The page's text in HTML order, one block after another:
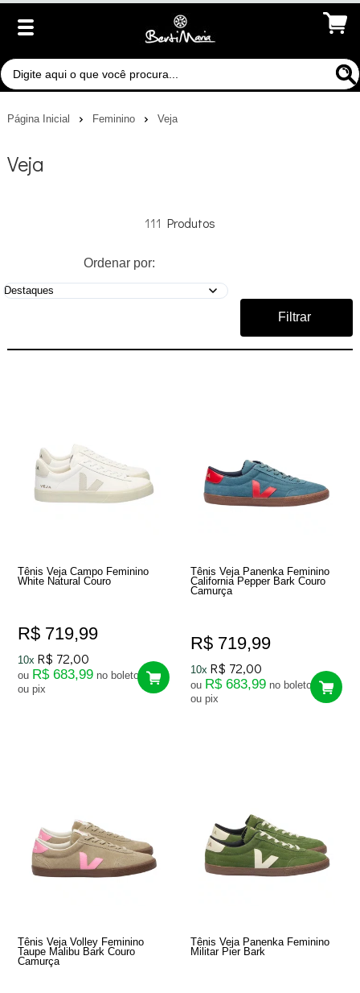
Página Inicial Feminino Veja
Veja
111
Ordenar por:
Filtrar
Tênis Veja Campo Feminino
White Natural Couro
R$ 719,99
10x R$ 72,00
ou R$ 683,99 no boleto
ou pix
Tênis Veja Panenka Feminino
California Pepper Bark Couro
Camurça
R$ 719,99
10x R$ 72,00
ou R$ 683,99 no boleto
ou pix
Tênis Veja Volley Feminino
Taupe Malibu Bark Couro
Camurça
Tênis Veja Panenka Feminino
Militar Pier Bark